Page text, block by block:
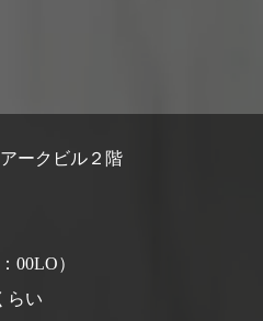
ークビル２階
00LO）
い